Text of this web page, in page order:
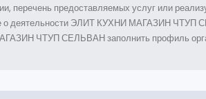
перечень предоставляемых услуг или
о деятельности ЭЛИТ КУХНИ МАГАЗИН
ЧТУП СЕЛЬВАН заполнить профиль